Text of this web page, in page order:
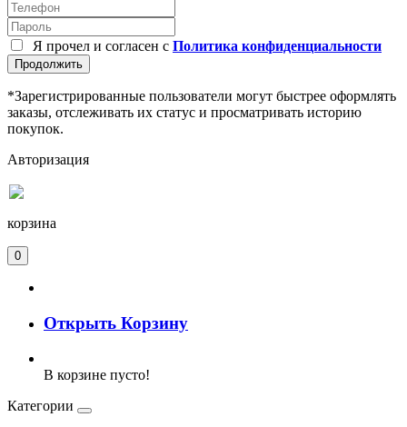
Я прочел и согласен с Политика конфиденциальности
Продолжить
*Зарегистрированные пользователи могут быстрее оформлять
заказы, отслеживать их статус и просматривать историю
покупок.
Авторизация
корзина
0
Открыть Корзину
В корзине пусто!
Категории